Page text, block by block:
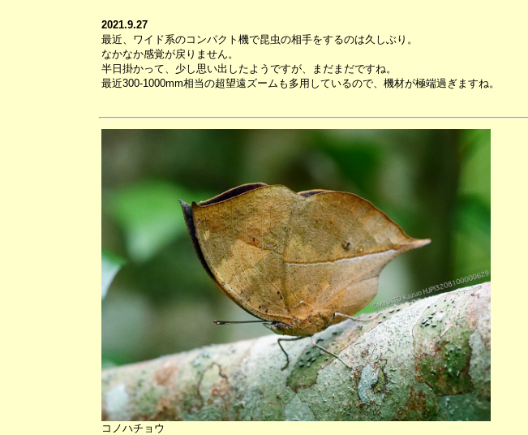
2021.9.27
最近、ワイド系のコンパクト機で昆虫の相手をするのは久しぶり。
なかなか感覚が戻りません。
半日掛かって、少し思い出したようですが、まだまだですね。
最近300-1000mm相当の超望遠ズームも多用しているので、機材が極端過ぎますね。
コノハチョウ